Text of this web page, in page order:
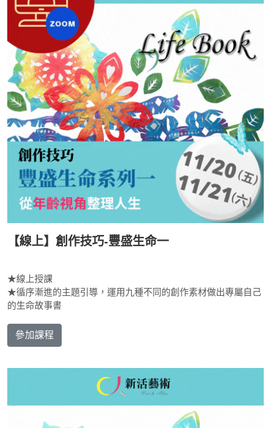
【線上】創作技巧-豐盛生命一
★線上授課
★循序漸進的主題引導，運用九種不同的創作素材做出專屬自己
的生命故事書
參加課程